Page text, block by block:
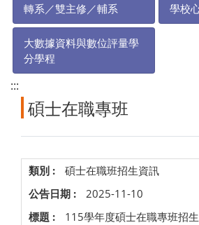
轉系／雙主修／輔系 學校
大數據資料與數位評量學
分學程
:::
碩士在職專班
碩士在職班招生資訊
2025-11-10
115學年度碩士在職專班招